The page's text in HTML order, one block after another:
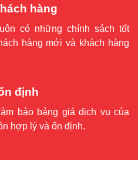
hàng
có những chính sách tốt
hàng mới và khách hàng
định
bảo bảng giá dịch vụ của
hợp lý và ổn định.